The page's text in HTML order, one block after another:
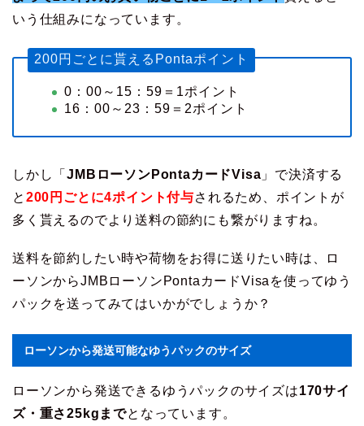
いう仕組みになっています。
200円ごとに貰えるPontaポイント
0：00～15：59＝1ポイント
16：00～23：59＝2ポイント
しかし「JMBローソンPontaカードVisa 」で決済する
と 200円ごとに4ポイント付与されるため、ポイントが
多く貰えるのでより送料の節約にも繋がりますね。
送料を節約したい時や荷物をお得に送りたい時は、ロ
ーソンからJMBローソンPontaカードVisaを使ってゆう
パックを送ってみてはいかがでしょうか？
ローソンから発送可能なゆうパックのサイズ
ローソンから発送できるゆうパックのサイズは170サイ
ズ・重さ25kgまでとなっています。